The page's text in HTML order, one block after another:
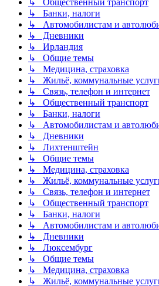
↳ Банки, налоги
↳ Автомобилистам и
↳ Дневники
↳ Ирландия
↳ Общие темы
↳ Медицина, страховка
↳ Жильё, коммунальные
↳ Связь, телефон и интернет
↳ Общественный транспорт
↳ Банки, налоги
↳ Автомобилистам и
↳ Дневники
↳ Лихтенштейн
↳ Общие темы
↳ Медицина, страховка
↳ Жильё, коммунальные
↳ Связь, телефон и интернет
↳ Общественный транспорт
↳ Банки, налоги
↳ Автомобилистам и
↳ Дневники
↳ Люксембург
↳ Общие темы
↳ Медицина, страховка
↳ Жильё, коммунальные